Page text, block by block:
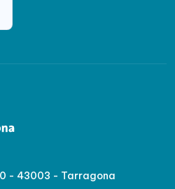
- 43003 - Tarragona